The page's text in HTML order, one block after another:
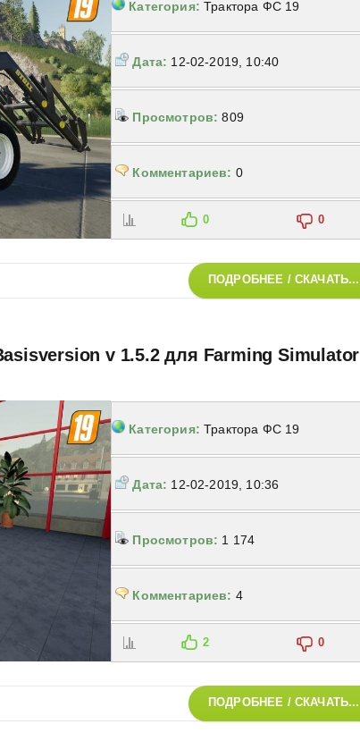
Категория: Трактора ФС 19
Дата: 12-02-2019, 10:40
Просмотров: 809
Комментариев: 0
0 0
ПОДРОБНЕЕ / СКАЧАТЬ...
v 1.5.2 для Farming Simulator
Категория: Трактора ФС 19
Дата: 12-02-2019, 10:36
Просмотров: 1 174
Комментариев: 4
2 0
ПОДРОБНЕЕ / СКАЧАТЬ...